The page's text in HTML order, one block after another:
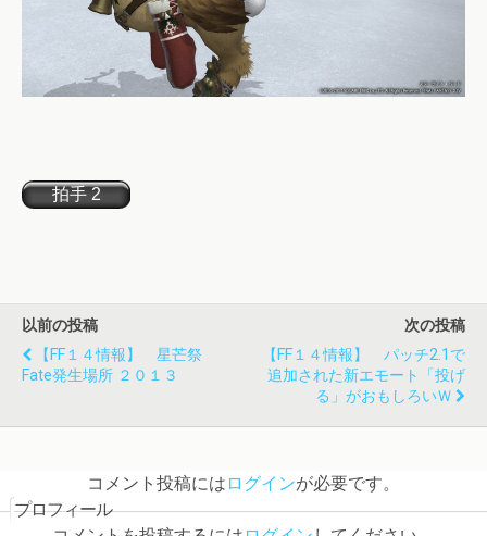
以前の投稿
【FF１４情報】 星芒祭
Fate発生場所 ２０１３
次の投稿
【FF１４情報】 パッチ2.1で
追加された新エモート「投げ
る」がおもしろいｗ
コメント投稿には ログインが必要です。
プロフィール